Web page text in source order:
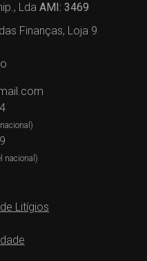
Lda AMI: 3469
Finanças, Loja 9
nacional)
Litígios